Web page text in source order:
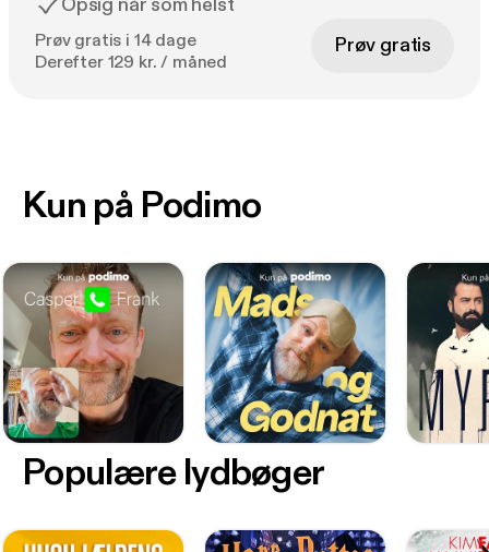
Prøv gratis i 14 dage
Derefter 129 kr. / måned
Prøv gratis
Kun på Podimo
Populære lydbøger